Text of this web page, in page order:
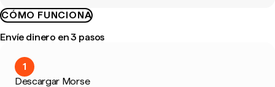
CÓMO FUNCIONA
Envíe dinero en 3 pasos
1
Descargar Morse